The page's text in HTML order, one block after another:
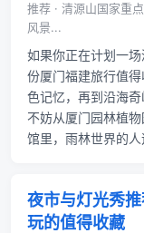
推荐 · 清源山国家重
风景...
如果你正在计划一
份厦门福建旅行值
色记忆，再到沿海奇
不妨从厦门园林植
馆里，雨林世界的
夜市与灯光秀
玩的值得收藏